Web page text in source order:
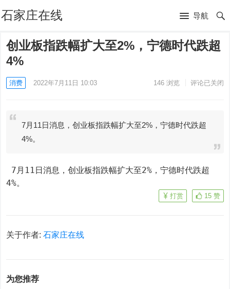
石家庄在线 导航
创业板指跌幅扩大至2%，宁德时代跌超
4%
消费 2022年7月11日 10:03 146浏览 评论已关闭
7月11日消息，创业板指跌幅扩大至2%，宁德时代跌超
4%。
4%。
15 赞
打赏
关于作者:石家庄在线
为您推荐